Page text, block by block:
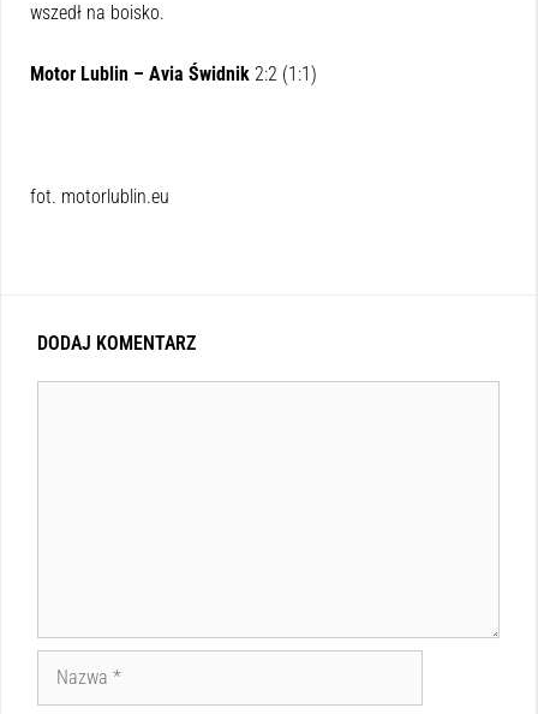
wszedł na boisko.
Motor Lublin – Avia Świdnik 2:2 (1:1)
fot. motorlublin.eu
DODAJ KOMENTARZ